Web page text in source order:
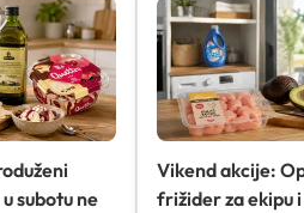
subotu ne
Vikend akcije:
frižider za ekipu